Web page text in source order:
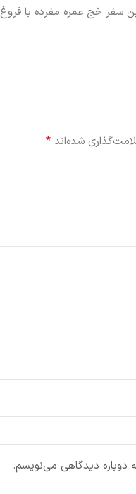
سفر حّج عمره مفرده با
شده‌اند *
دوباره دیدگاهی می‌نویسم.